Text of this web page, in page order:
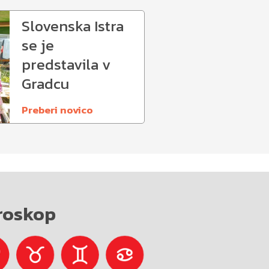
Slovenska Istra
se je
predstavila v
Gradcu
Preberi novico